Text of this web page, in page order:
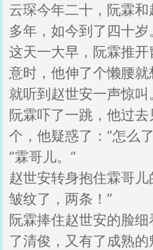
云琛今年二十，阮霖
多年，如今到了四十岁
这天一大早，阮霖推
意时，他伸了个懒腰就
就听到赵世安一声惊叫
阮霖吓了一跳，他过
个，他疑惑了：“怎么
“霖哥儿。”
赵世安转身抱住霖哥
皱纹了，两条！”
阮霖捧住赵世安的脸
了清俊，又有了成熟的